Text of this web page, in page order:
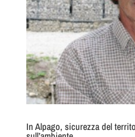
In Alpago, sicurezza del